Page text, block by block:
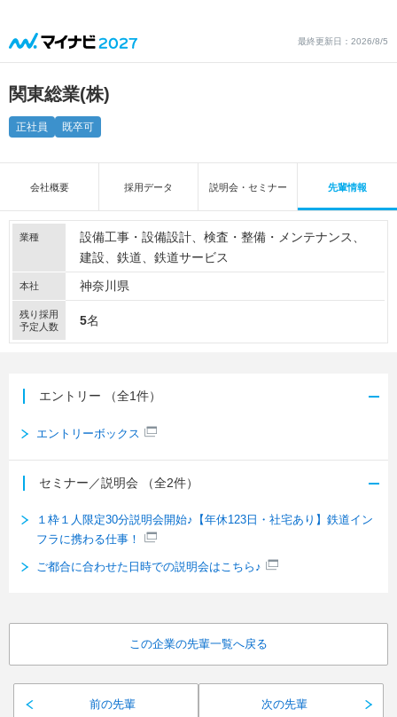
最終更新日：2026/8/5
関東総業(株)
正社員 既卒可
会社概要 採用データ 説明会・セミナー 先輩情報
業種 設備工事・設備設計
検査・整備・メンテナンス
建設
鉄道 鉄道サービス
本社 神奈川県
残り採用
予定人数
5名
エントリー （全1件）
エントリーボックス
セミナー／説明会 （全2件）
１枠１人限定30分説明会開始♪【年休123日・社宅あり】鉄道イン
フラに携わる仕事！
ご都合に合わせた日時での説明会はこちら♪
前の先輩
この企業の先輩一覧へ戻る
次の先輩